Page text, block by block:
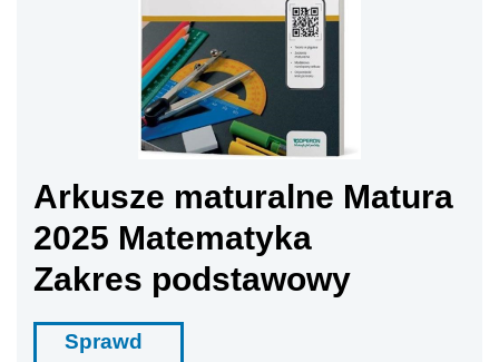
Arkusze maturalne Matura
2025 Matematyka
Zakres podstawowy
Sprawd